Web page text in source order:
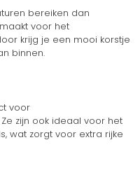
bereiken dan
voor het
krijg je een mooi korstje
binnen.
voor
zijn ook ideaal voor het
wat zorgt voor extra rijke